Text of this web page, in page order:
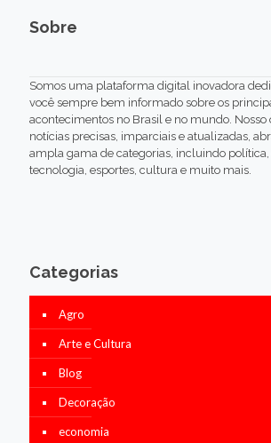
Sobre
Somos uma plataforma digital inovadora
você sempre bem informado sobre os
acontecimentos no Brasil e no mundo. Nosso
notícias precisas, imparciais e atualizadas,
ampla gama de categorias, incluindo política,
tecnologia, esportes, cultura e muito mais.
Categorias
Agro
Arte e Cultura
Blog
Decoração
economia